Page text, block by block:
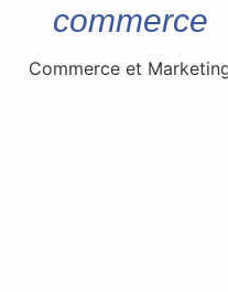
commerce
Commerce et